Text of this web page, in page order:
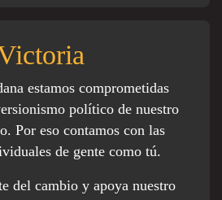
estamos comprometidas
político de nuestro
Por eso contamos con las
de gente como tú.
del cambio y apoya nuestro